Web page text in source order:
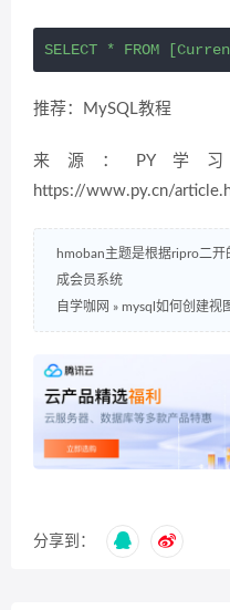
SELECT * FROM
推荐：MySQL教程
来源：PY学
https://www.py.cn/
hmoban主题是根据ripro二
成会员系统
自学咖网 » mysql如何创建视
分享到：